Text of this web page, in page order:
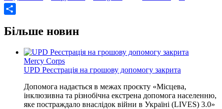
Більше новин
Mercy Corps
UPD Реєстрація на грошову допомогу закрита
Допомога надається в межах проєкту «Місцева,
інклюзивна та різнобічна екстрена допомога населенню,
яке постраждало внаслідок війни в Україні (LIVES) 3.0»